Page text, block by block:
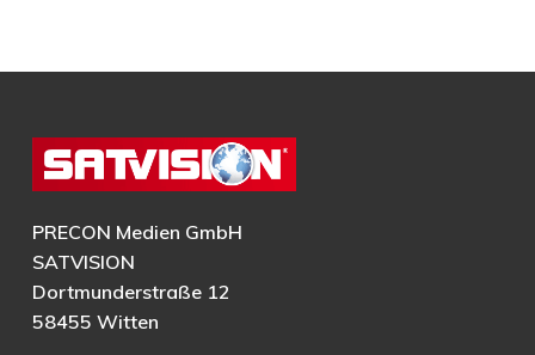
PRECON Medien GmbH
SATVISION
Dortmunderstraße 12
58455 Witten